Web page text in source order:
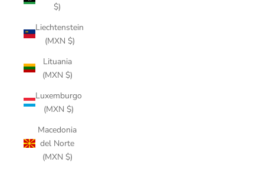
$)
Liechtenstein
(MXN $)
Lituania
(MXN $)
Luxemburgo
(MXN $)
Macedonia
del Norte
(MXN $)